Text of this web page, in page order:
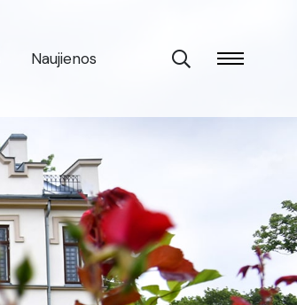
Naujienos